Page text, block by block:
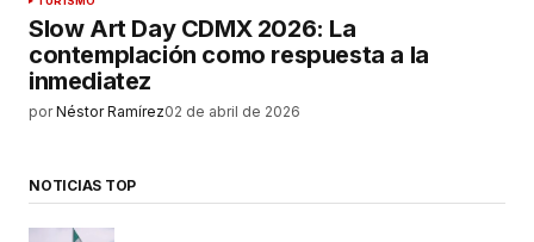
Slow Art Day CDMX 2026: La
contemplación como respuesta a la
inmediatez
por Néstor Ramírez02 de abril de 2026
NOTICIAS TOP